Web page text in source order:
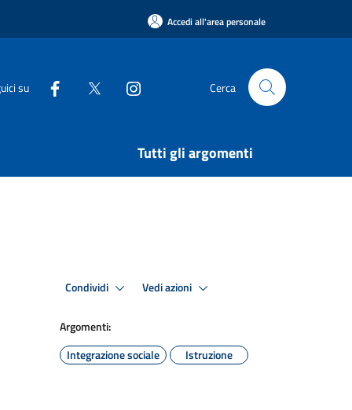
Accedi all'area personale
su Cerca
Tutti gli argomenti
Condividi Vedi azioni
Argomenti:
Integrazione sociale
Istruzione